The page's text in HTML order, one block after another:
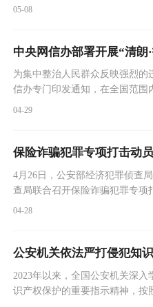
告》）。
05-08
为集中整治人民群众反映强烈的
信办专门印发通知，在全国范围
击违法信息外链”专项行动。
04-29
保险诈骗犯罪专项打击动
4月26日，公安部经济犯罪侦查
查局联合召开保险诈骗犯罪专项
4月底至11月底，开展为期7个月
04-28
2023年以来，全国公安机关深
识产权保护的重要指示精神，